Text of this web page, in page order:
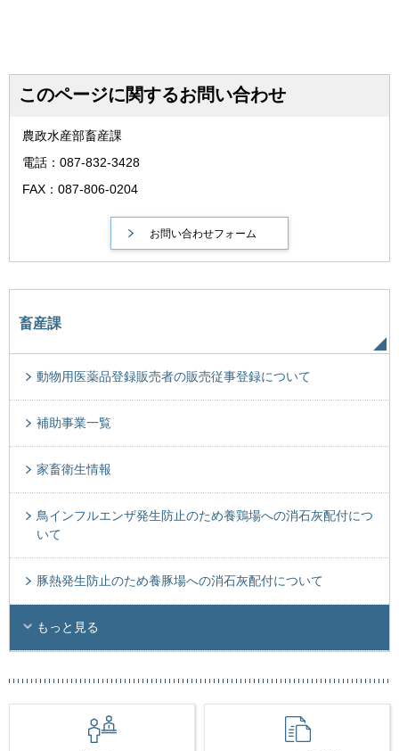
このページに関するお問い合わせ
農政水産部畜産課
電話：087-832-3428
FAX：087-806-0204
畜産課
動物用医薬品登録販売者の販売従事登録について
補助事業一覧
家畜衛生情報
鳥インフルエンザ発生防止のため養鶏場への消石灰配付につ
いて
豚熱発生防止のため養豚場への消石灰配付について
もっと見る